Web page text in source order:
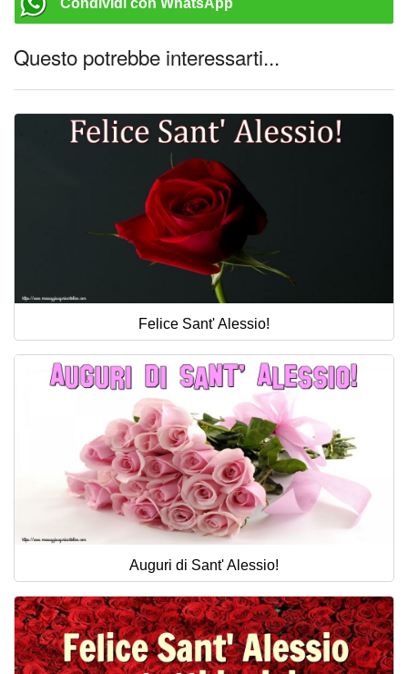
Condividi con WhatsApp
Questo potrebbe interessarti...
Felice Sant' Alessio!
Auguri di Sant' Alessio!